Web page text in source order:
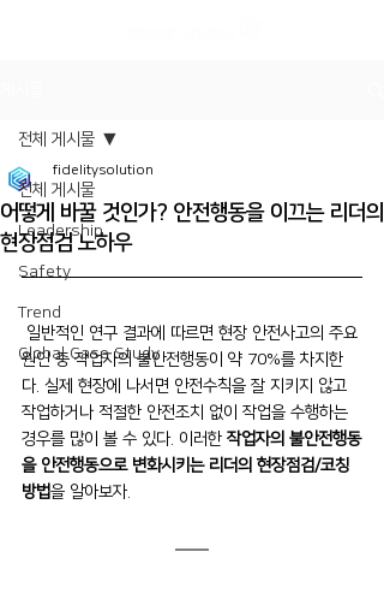
전체 게시물
Leadership
Safety
Trend
Global Case Study
전체 게시물
어떻게 바꿀 것인가? 안전행동을 이끄는 리더의
현장점검 노하우
fidelitysolution
원인 중 작업자의 불안전행동이 약 70%를 차지한
다. 실제 현장에 나서면 안전수칙을 잘 지키지 않고
작업하거나 적절한 안전조치 없이 작업을 수행하는
경우를 많이 볼 수 있다. 이러한 작업자의 불안전행동
을 안전행동으로 변화시키는 리더의 현장점검/코칭
방법을 알아보자.